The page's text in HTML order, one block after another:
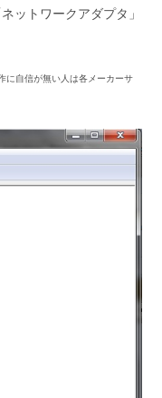
ネットワークアダプタ」
に自信が無い人は各メーカーサ